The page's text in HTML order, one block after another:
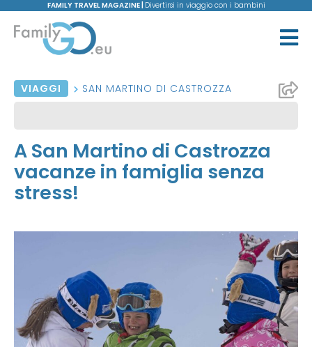
FAMILY TRAVEL MAGAZINE | Divertirsi in viaggio con i bambini
VIAGGI SAN MARTINO DI CASTROZZA
A San Martino di Castrozza
vacanze in famiglia senza
stress!